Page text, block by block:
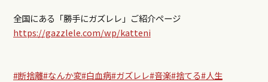
全国にある「勝手にガズレレ」ご紹介ページ
https://gazzlele.com/wp/katteni
#断捨離#なんか変#白血病#ガズレレ#音楽#捨てる#人生